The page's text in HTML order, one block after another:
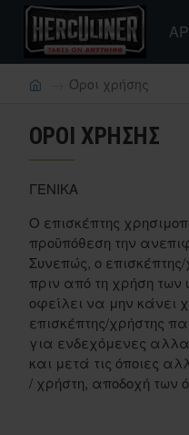
Όροι χρήσης
ΌΡΟΙ ΧΡΉΣΗΣ
ΓΕΝΙΚΑ
Ο επισκέπτης
προϋπόθεση την
Συνεπώς, ο
πριν από τη χρήση των
οφείλει να μην κάνει
επισκέπτης/χρήστης
για ενδεχόμενες
και μετά τις όποιες
/ χρήστη, αποδοχή των